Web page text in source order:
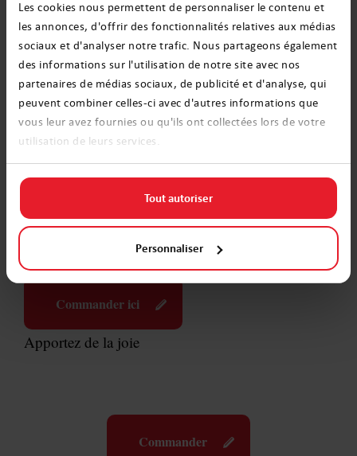
Les cookies nous permettent de personnaliser le contenu et
les annonces, d'offrir des fonctionnalités relatives aux médias
sociaux et d'analyser notre trafic. Nous partageons également
des informations sur l'utilisation de notre site avec nos
partenaires de médias sociaux, de publicité et d'analyse, qui
peuvent combiner celles-ci avec d'autres informations que
vous leur avez fournies ou qu'ils ont collectées lors de votre
utilisation de leurs services.
Tout autoriser
Personnaliser
Achetez des pulls et, bien sûr, prenez des photos
ensemble - ils resteront dans votre mémoire
pendant très longtemps.
Magda Wiszniewska
Christmas magic specialist
Commander ici
Apportez de la joie
Commander